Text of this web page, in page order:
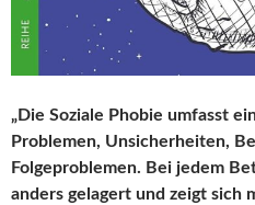
„Die Soziale Phobie umfasst
Problemen, Unsicherheiten,
Folgeproblemen. Bei jedem
anders gelagert und zeigt sich